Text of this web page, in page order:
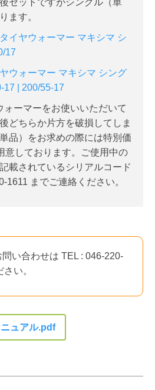
セットですがシングル（単
ます。
イヤウォーマー マキシマ シ
17
ウォーマー マキシマ シング
17 | 200/55-17
ーマーをお使いいただいて
どちらか片方を破損してしま
品）をお求めの際には特別価
意しております。ご使用中の
載されているシリアルコード
1611 までご連絡ください。
い合わせは TEL : 046-220-
い。
ュアル.pdf